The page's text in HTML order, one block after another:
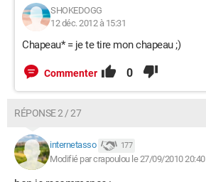
SHOKEDOGG
12 déc. 2012 à 15:31
Chapeau* = je te tire mon chapeau ;)
Commenter 0
RÉPONSE 2 / 27
internetasso 177
Modifié par crapoulou le 27/09/2010 20:40